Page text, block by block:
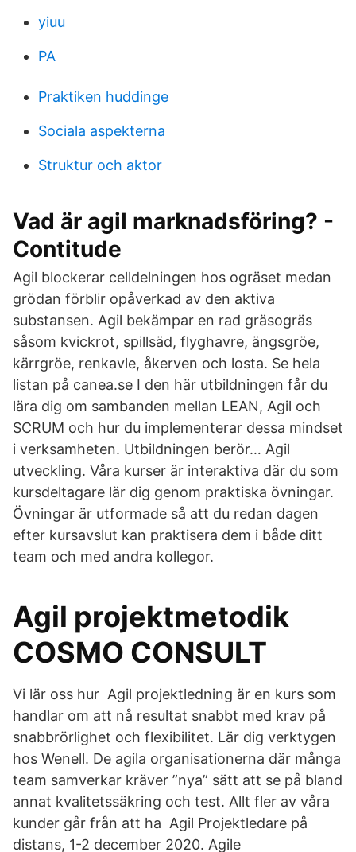
yiuu
PA
Praktiken huddinge
Sociala aspekterna
Struktur och aktor
Vad är agil marknadsföring? -
Contitude
Agil blockerar celldelningen hos ogräset medan
grödan förblir opåverkad av den aktiva
substansen. Agil bekämpar en rad gräsogräs
såsom kvickrot, spillsäd, flyghavre, ängsgröe,
kärrgröe, renkavle, åkerven och losta. Se hela
listan på canea.se I den här utbildningen får du
lära dig om sambanden mellan LEAN, Agil och
SCRUM och hur du implementerar dessa mindset
i verksamheten. Utbildningen berör… Agil
utveckling. Våra kurser är interaktiva där du som
kursdeltagare lär dig genom praktiska övningar.
Övningar är utformade så att du redan dagen
efter kursavslut kan praktisera dem i både ditt
team och med andra kollegor.
Agil projektmetodik
COSMO CONSULT
Vi lär oss hur Agil projektledning är en kurs som
handlar om att nå resultat snabbt med krav på
snabbrörlighet och flexibilitet. Lär dig verktygen
hos Wenell. De agila organisationerna där många
team samverkar kräver ”nya” sätt att se på bland
annat kvalitetssäkring och test. Allt fler av våra
kunder går från att ha Agil Projektledare på
distans, 1-2 december 2020. Agile